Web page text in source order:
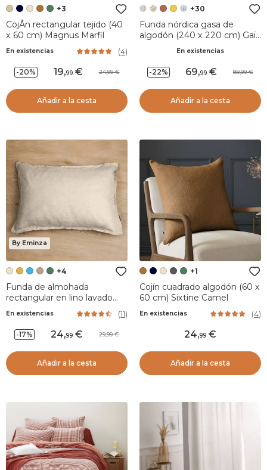
+3
CojÃ­n rectangular tejido (40
x 60 cm) Magnus Marfil
En existencias (4)
-20% 19,99 24,99
Añadir a la cesta
+30
Funda nórdica gasa de
algodón (240 x 220 cm) Gaïa
rayas Verde eucalipto
En existencias
-22% 69,99 89,99
Añadir a la cesta
By Eminza
+4
Funda de almohada
rectangular en lino lavado
(70 cm) Louise Beige
En existencias (11)
-17% 24,99 29,99
Añadir a la cesta
+1
Cojín cuadrado algodón (60 x
60 cm) Sixtine Camel
En existencias (4)
24,99
Añadir a la cesta